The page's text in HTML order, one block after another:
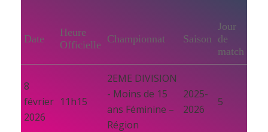
Date
Heure
Officielle Championnat Saison
Jour
de
match
8
février
2026
11h15
2EME DIVISION
- Moins de 15
ans Féminine –
Région
2025-
2026
5